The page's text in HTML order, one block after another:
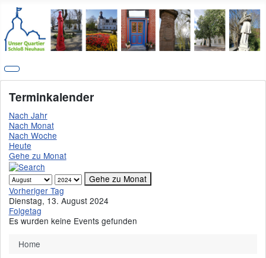
Terminkalender
Nach Jahr
Nach Monat
Nach Woche
Heute
Gehe zu Monat
Gehe zu Monat
Vorheriger Tag
Dienstag, 13. August 2024
Folgetag
Es wurden keine Events gefunden
Home